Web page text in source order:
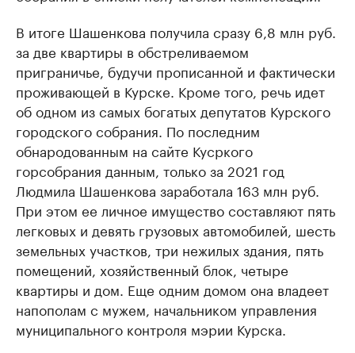
В итоге Шашенкова получила сразу 6,8 млн руб.
за две квартиры в обстреливаемом
приграничье, будучи прописанной и фактически
проживающей в Курске. Кроме того, речь идет
об одном из самых богатых депутатов Курского
городского собрания. По последним
обнародованным на сайте Кусркого
горсобрания данным, только за 2021 год
Людмила Шашенкова заработала 163 млн руб.
При этом ее личное имущество составляют пять
легковых и девять грузовых автомобилей, шесть
земельных участков, три нежилых здания, пять
помещений, хозяйственный блок, четыре
квартиры и дом. Еще одним домом она владеет
напополам с мужем, начальником управления
муниципального контроля мэрии Курска.